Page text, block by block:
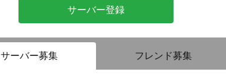
サーバー登録
サーバー募集 フレンド募集